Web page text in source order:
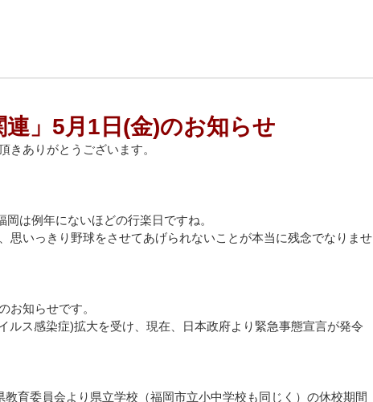
連」5月1日(金)のお知らせ
きありがとうございます。
は例年にないほどの行楽日ですね。
思いっきり野球をさせてあげられないことが本当に残念でなりませ
お知らせです。
ルス感染症)拡大を受け、現在、日本政府より緊急事態宣言が発令
教育委員会より県立学校（福岡市立小中学校も同じく）の休校期間